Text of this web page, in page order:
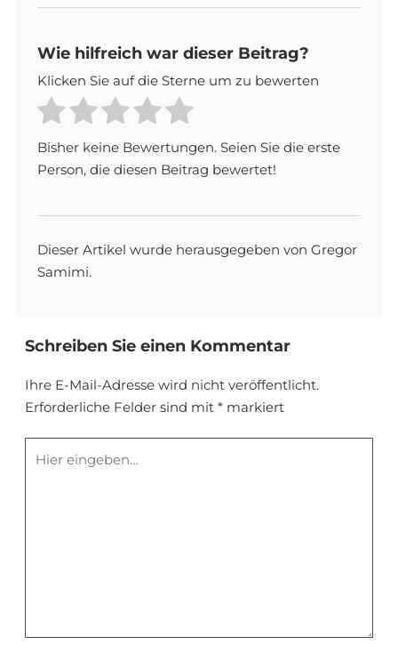
Wie hilfreich war dieser Beitrag?
Klicken Sie auf die Sterne um zu bewerten
Bisher keine Bewertungen. Seien Sie die erste
Person, die diesen Beitrag bewertet!
Dieser Artikel wurde herausgegeben von Gregor
Samimi.
Schreiben Sie einen Kommentar
Ihre E-Mail-Adresse wird nicht veröffentlicht.
Erforderliche Felder sind mit* markiert
eingeben…